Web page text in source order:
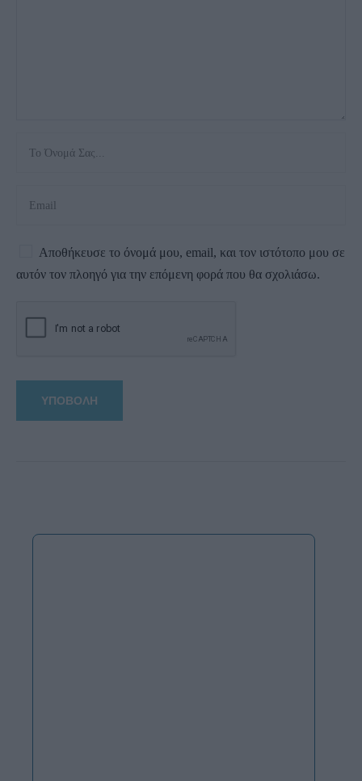
Αποθήκευσε το όνομά μου, email, και τον ιστότοπο μου σε
αυτόν τον πλοηγό για την επόμενη φορά που θα σχολιάσω.